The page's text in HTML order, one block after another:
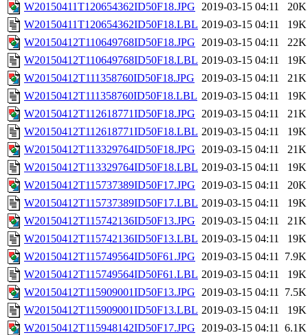
W20150411T120654362ID50F18.JPG 2019-03-15 04:11
20K
W20150411T120654362ID50F18.LBL 2019-03-15 04:11
19K
W20150412T110649768ID50F18.JPG 2019-03-15 04:11
22K
W20150412T110649768ID50F18.LBL 2019-03-15 04:11
19K
W20150412T111358760ID50F18.JPG
2019-03-15 04:11
21K
W20150412T111358760ID50F18.LBL 2019-03-15 04:11
19K
W20150412T112618771ID50F18.JPG 2019-03-15 04:11
21K
W20150412T112618771ID50F18.LBL 2019-03-15 04:11
19K
W20150412T113329764ID50F18.JPG 2019-03-15 04:11
21K
W20150412T113329764ID50F18.LBL 2019-03-15 04:11
19K
W20150412T115737389ID50F17.JPG 2019-03-15 04:11
20K
W20150412T115737389ID50F17.LBL 2019-03-15 04:11
19K
W20150412T115742136ID50F13.JPG 2019-03-15 04:11
21K
W20150412T115742136ID50F13.LBL 2019-03-15 04:11
19K
W20150412T115749564ID50F61.JPG 2019-03-15 04:11 7.9K
W20150412T115749564ID50F61.LBL 2019-03-15 04:11
19K
W20150412T115909001ID50F13.JPG 2019-03-15 04:11 7.5K
W20150412T115909001ID50F13.LBL 2019-03-15 04:11
19K
W20150412T115948142ID50F17.JPG 2019-03-15 04:11 6.1K